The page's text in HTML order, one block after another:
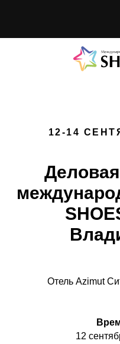
12-14
Отель Azimut
12